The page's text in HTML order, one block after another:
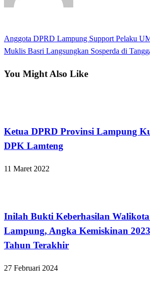
Navigasi
Previous
Post
Anggota DPRD Lampung Support Pelaku
Next
Muklis Basri Langsungkan Sosperda di
You Might Also Like
Ketua DPRD Provinsi Lampung
DPK Lamteng
11 Maret 2022
Inilah Bukti Keberhasilan
Lampung, Angka Kemiskinan
Tahun Terakhir
27 Februari 2024